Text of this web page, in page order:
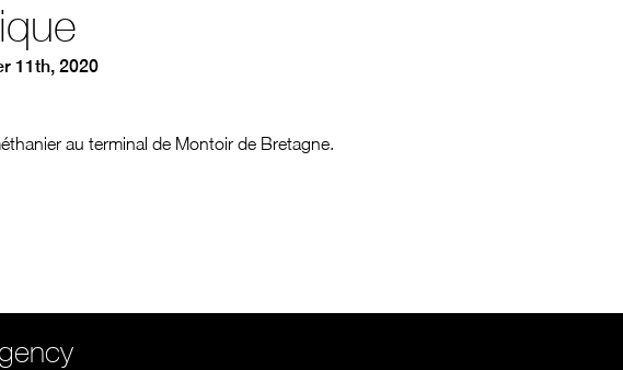
11th, 2020
au terminal de Montoir de Bretagne.